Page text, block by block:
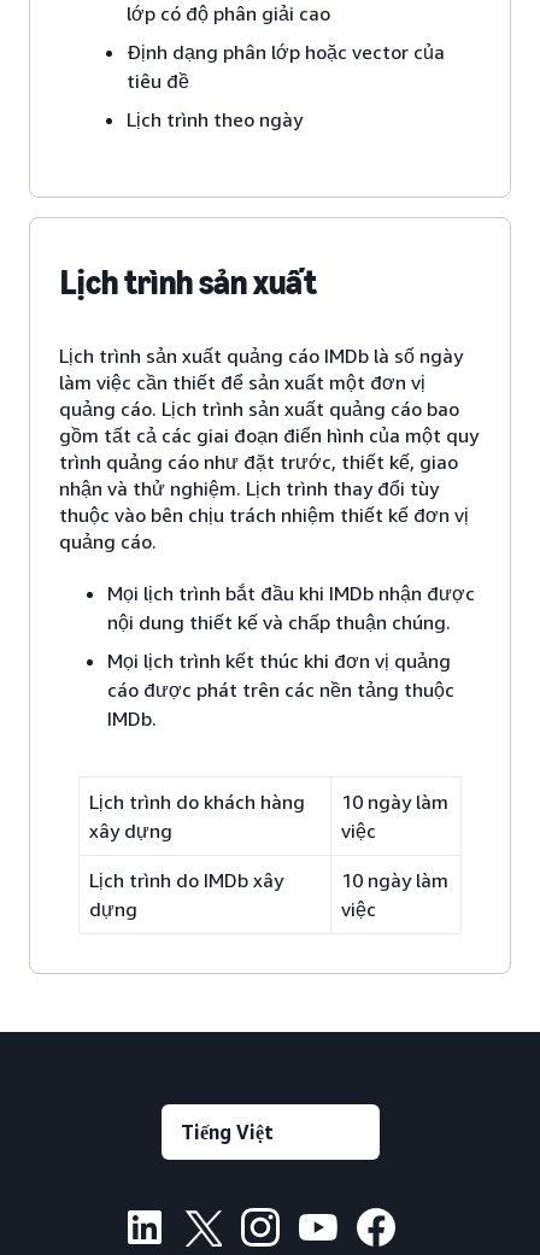
lớp có độ phân giải cao
Định dạng phân lớp hoặc vector của
tiêu đề
Lịch trình theo ngày
Lịch trình sản xuất
Lịch trình sản xuất quảng cáo IMDb là số ngày
làm việc cần thiết để sản xuất một đơn vị
quảng cáo. Lịch trình sản xuất quảng cáo bao
gồm tất cả các giai đoạn điển hình của một quy
trình quảng cáo như đặt trước, thiết kế, giao
nhận và thử nghiệm. Lịch trình thay đổi tùy
thuộc vào bên chịu trách nhiệm thiết kế đơn vị
quảng cáo.
Mọi lịch trình bắt đầu khi IMDb nhận được
nội dung thiết kế và chấp thuận chúng.
Mọi lịch trình kết thúc khi đơn vị quảng
cáo được phát trên các nền tảng thuộc
IMDb.
Lịch trình do khách hàng
xây dựng
10 ngày làm
việc
Lịch trình do IMDb xây
dựng
10 ngày làm
việc